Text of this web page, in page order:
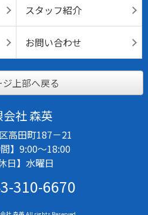
スタッフ紹介
お問い合わせ
上部へ戻る
会社 森英
高田町187－21
間】9:00～18:00
日】水曜日
310-6670